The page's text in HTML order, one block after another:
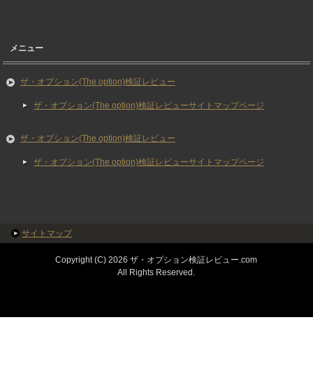
メニュー
ザ・オプション(The option)検証レビュー
ザ・オプション(The option)検証レビューサイトマップページ
ザ・オプション(The option)検証レビュー
ザ・オプション(The option)検証レビューサイトマップページ
サイトマップ
Copyright (C) 2026 ザ・オプション検証レビュー.com
All Rights Reserved.